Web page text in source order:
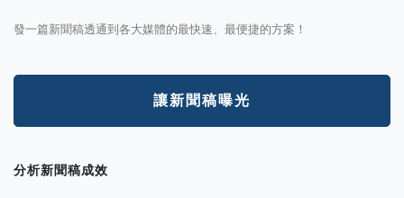
發一篇新聞稿透通到各大媒體的最快速、最便捷的方案！
讓新聞稿曝光
分析新聞稿成效